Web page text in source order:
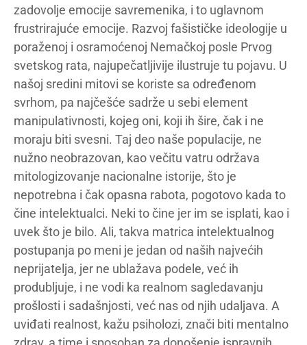
zadovolje emocije savremenika, i to uglavnom
frustrirajuće emocije. Razvoj fašističke ideologije u
poraženoj i osramoćenoj Nemačkoj posle Prvog
svetskog rata, najupečatljivije ilustruje tu pojavu. U
našoj sredini mitovi se koriste sa određenom
svrhom, pa najčešće sadrže u sebi element
manipulativnosti, kojeg oni, koji ih šire, čak i ne
moraju biti svesni. Taj deo naše populacije, ne
nužno neobrazovan, kao večitu vatru održava
mitologizovanje nacionalne istorije, što je
nepotrebna i čak opasna rabota, pogotovo kada to
čine intelektualci. Neki to čine jer im se isplati, kao i
uvek što je bilo. Ali, takva matrica intelektualnog
postupanja po meni je jedan od naših najvećih
neprijatelja, jer ne ublažava podele, već ih
produbljuje, i ne vodi ka realnom sagledavanju
prošlosti i sadašnjosti, već nas od njih udaljava. A
uviđati realnost, kažu psiholozi, znači biti mentalno